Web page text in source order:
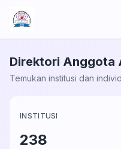
Direktori Anggota
Temukan institusi dan
INSTITUSI
238